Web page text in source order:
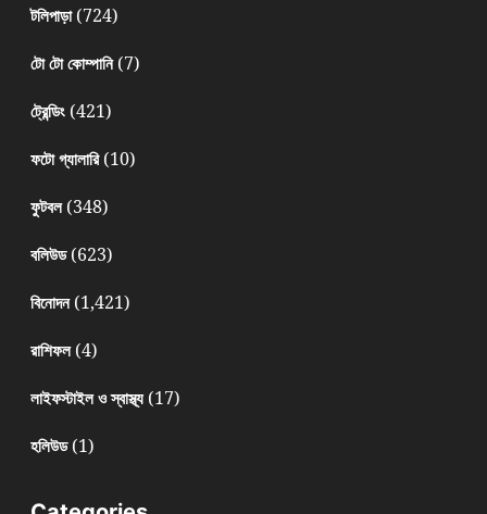
টলিপাড়া(724)
টো টো কোম্পানি(7)
ট্রেন্ডিং(421)
ফটো গ্যালারি(10)
ফুটবল(348)
বলিউড(623)
বিনোদন(1,421)
রাশিফল(4)
লাইফস্টাইল ও স্বাস্থ্য(17)
হলিউড(1)